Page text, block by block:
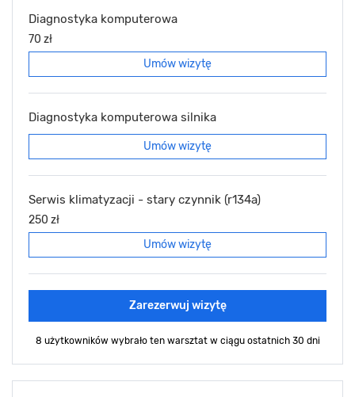
Diagnostyka komputerowa
70 zł
Umów wizytę
Diagnostyka komputerowa silnika
Umów wizytę
Serwis klimatyzacji - stary czynnik (r134a)
250 zł
Umów wizytę
Zarezerwuj wizytę
8 użytkowników wybrało ten warsztat w ciągu ostatnich 30 dni